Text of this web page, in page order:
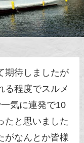
期待しましたが
る程度でスルメ
気に連発で10
たと思いました
がなんとか皆様